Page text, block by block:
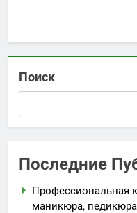
Поиск
Последние
Профессиональная
маникюра,